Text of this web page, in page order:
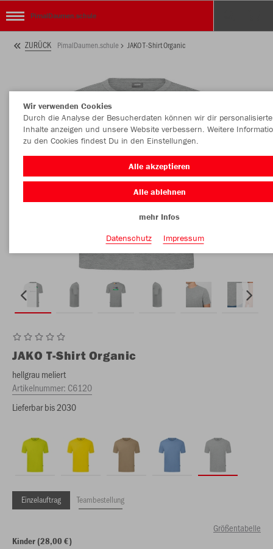
PimalDaumen.schule
ZURÜCK PimalDaumen.schule JAKO T-Shirt Organic
JAKO T-Shirt Organic
hellgrau meliert
Artikelnummer: C6120
Lieferbar bis 2030
Einzelauftrag Teambestellung
Größentabelle
Kinder (28,00 €)
Wir verwenden Cookies
Durch die Analyse der Besucherdaten können wir dir personalisierte
Inhalte anzeigen und unsere Website verbessern. Weitere
zu den Cookies findest Du in den Einstellungen.
Alle akzeptieren
Alle ablehnen
mehr Infos
Datenschutz
Impressum